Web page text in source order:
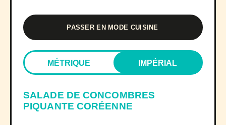
PASSER EN MODE CUISINE
MÉTRIQUE IMPÉRIAL
SALADE DE CONCOMBRES
PIQUANTE CORÉENNE